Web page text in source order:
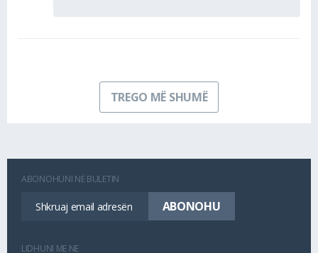
TREGO MË SHUMË
ABONOHUNI NË BULETIN
LIDHUNI ME NE